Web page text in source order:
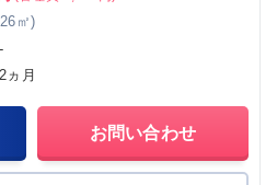
㎡)
-
2ヵ月
お問い合わせ